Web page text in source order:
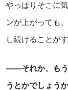
やっぱりそこに
ンが上がっても
し続けることが
――それか、もう
うとかでしょうか